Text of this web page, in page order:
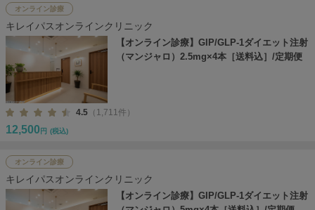
オンライン診療
キレイパスオンラインクリニック
【オンライン診療】GIP/GLP-1ダイエット注射
（マンジャロ）2.5mg×4本［送料込］/定期便
4.5 （1,711件）
12,500 円 (税込)
オンライン診療
キレイパスオンラインクリニック
【オンライン診療】GIP/GLP-1ダイエット注射